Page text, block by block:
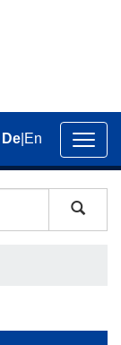
der
De En